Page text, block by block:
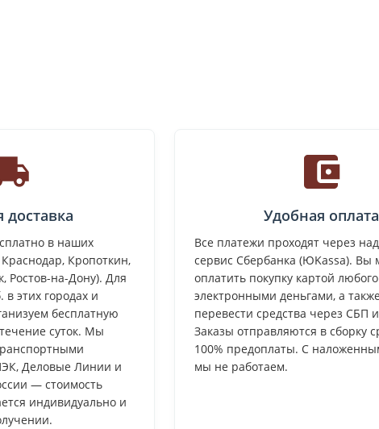
доставка
в наших
Кропоткин,
Ростов-на-Дону). Для
в этих городах и
бесплатную
суток. Мы
Деловые Линии и
— стоимость
индивидуально и
Удобная оплата
Все платежи проходят через
сервис Сбербанка (ЮKassa). Вы
оплатить покупку картой
электронными деньгами, а
перевести средства через СБП
Заказы отправляются в сборку
100% предоплаты. С
мы не работаем.